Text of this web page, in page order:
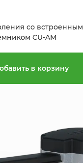
со встроенным
CU-AM
в корзину